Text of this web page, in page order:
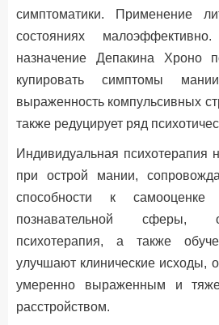
симптоматики. Применение
состояниях
назначение Депакина Хроно
купировать симптомы
выраженность компульсивных
также редуцирует ряд
Индивидуальная психотерапия
при острой мании,
способности к самооценке
познавательной сферы,
психотерапия, а также
улучшают клинические исходы,
умеренно выраженным и
расстройством.